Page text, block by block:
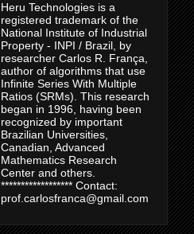
Heru Technologies is a
registered trademark of the
National Institute of Industrial
Property - INPI / Brazil, by
researcher Carlos R. França,
author of algorithms that use
Infinite Series With Multiple
Ratios (SRMs). This research
began in 1996, having been
recognized by important
Brazilian Universities,
Canadian, Advanced
Mathematics Research
Center and others.
****************** Contact:
prof.carlosfranca@gmail.com